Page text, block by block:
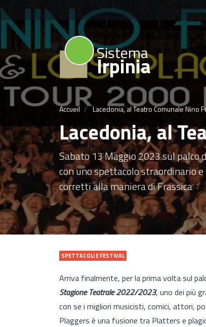
Sistema
Irpinia
Accueil Lacedonia, al Teatro Comunale Nino
Lacedonia, al
Sabato 13 Maggio 2023 sul
con uno spettacolo straordinario
corretti alla maniera di Frassica
SPETTACOLI E FESTIVAL
Arriva finalmente, per la prima volta sul
Stagione Teatrale 2022/2023, uno dei più
con se i migliori musicisti, comici, attori,
Plaggers è una fusione tra Platters e